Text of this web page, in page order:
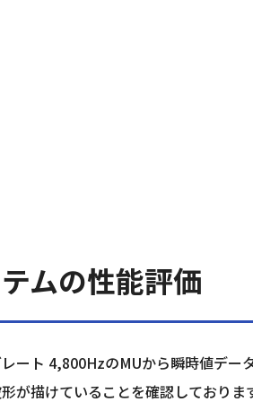
ムの性能評価
ート 4,800HzのMUから瞬時値デー
が描けていることを確認しておりま